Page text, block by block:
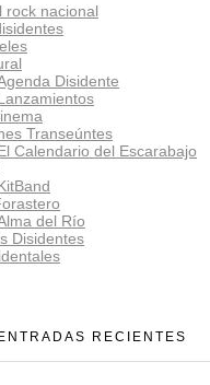
rock nacional
Disidente
Transeúntes
Calendario del Escarabajo
del Río
Disidentes
RECIENTES